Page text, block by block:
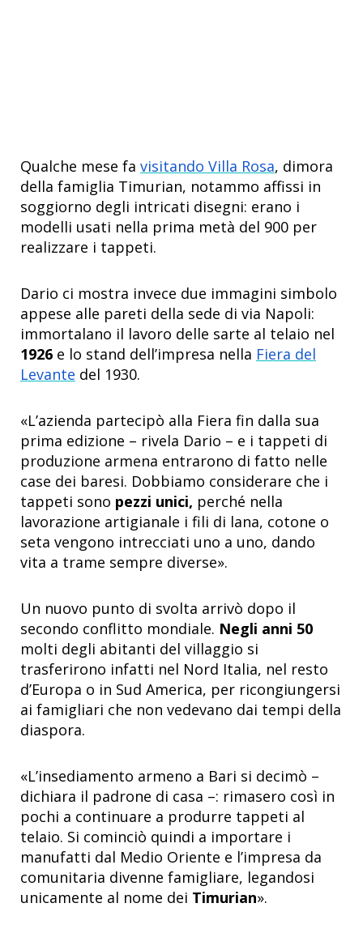
Qualche mese fa visitando Villa Rosa, dimora
della famiglia Timurian, notammo affissi in
soggiorno degli intricati disegni: erano i
modelli usati nella prima metà del 900 per
realizzare i tappeti.
Dario ci mostra invece due immagini simbolo
appese alle pareti della sede di via Napoli:
immortalano il lavoro delle sarte al telaio nel
1926 e lo stand dell’impresa nella Fiera del
Levante del 1930.
«L’azienda partecipò alla Fiera fin dalla sua
prima edizione – rivela Dario – e i tappeti di
produzione armena entrarono di fatto nelle
case dei baresi. Dobbiamo considerare che i
tappeti sono pezzi unici, perché nella
lavorazione artigianale i fili di lana, cotone o
seta vengono intrecciati uno a uno, dando
vita a trame sempre diverse».
Un nuovo punto di svolta arrivò dopo il
secondo conflitto mondiale. Negli anni 50
molti degli abitanti del villaggio si
trasferirono infatti nel Nord Italia, nel resto
d’Europa o in Sud America, per ricongiungersi
ai famigliari che non vedevano dai tempi della
diaspora.
«L’insediamento armeno a Bari si decimò –
dichiara il padrone di casa –: rimasero così in
pochi a continuare a produrre tappeti al
telaio. Si cominciò quindi a importare i
manufatti dal Medio Oriente e l’impresa da
comunitaria divenne famigliare, legandosi
unicamente al nome dei Timurian».